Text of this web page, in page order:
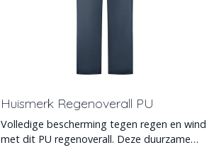
Huismerk Regenoverall PU
Volledige bescherming tegen regen en wind
met dit PU regenoverall. Deze duurzame